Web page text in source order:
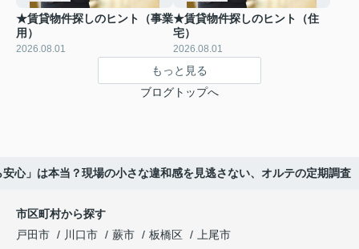
★賃貸物件探しのヒント（事業
用）
2026.08.01
★賃貸物件探しのヒント（住
宅）
2026.08.01
もっと見る
ブログトップへ
心」は本当？現場の小さな違和感を見逃さない、オルテの定期調査
市区町村から探す
戸田市
川口市 蕨市 板橋区
上尾市